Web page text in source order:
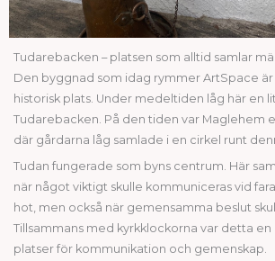
Tudarebacken – platsen som alltid samlar
Den byggnad som idag rymmer ArtSpace
historisk plats. Under medeltiden låg här en
Tudarebacken. På den tiden var Maglehem
där gårdarna låg samlade i en cirkel runt
Tudan fungerade som byns centrum. Här
när något viktigt skulle kommuniceras vid
hot, men också när gemensamma beslut
Tillsammans med kyrkklockorna var detta en
platser för kommunikation och gemenskap.